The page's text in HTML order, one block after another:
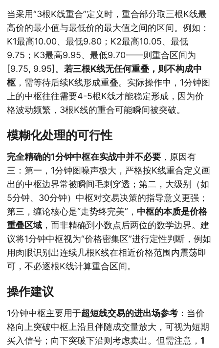
当采用“3根K线重合”定义时，重合部分取三根K线最
高价的最小值与最低价的最大值之间的区间。例如：
K1最高10.00、最低9.80；K2最高10.05、最低
9.75；K3最高9.95、最低9.70——则重合区间为
[9.75, 9.95]。 若三根K线无任何重叠，则不构成中
枢 ，需等待后续K线形成重叠。实际操作中，1分钟图
上的中枢往往需要4-5根K线才能稳定形成，因为价
格波动频繁，3根K线的重合可能瞬间被突破。
模糊化处理的可行性
完全精确的1分钟中枢在实战中并不必要 ，原因有
三：第一，1分钟图噪声极大，严格按K线重合定义画
出的中枢边界常被瞬间毛刺穿透；第二，大级别（如
5分钟、30分钟）中枢对交易决策的指导意义更强；
第三，缠论核心是“走势终完美”， 中枢的本质是价格
重叠区域 ，而非精确到小数点后两位的数学边界。建
议将1分钟中枢视为“价格密集区”进行定性判断，例如
用肉眼识别出连续几根K线在相近价格范围内震荡即
可，不必逐根K线计算重合区间。
操作建议
1分钟中枢主要用于超短线交易的进出场参考 ：当价
格向上突破中枢上沿且伴随成交量放大，可视为短期
买入信号；向下突破下沿则考虑卖出。但需注意， 1